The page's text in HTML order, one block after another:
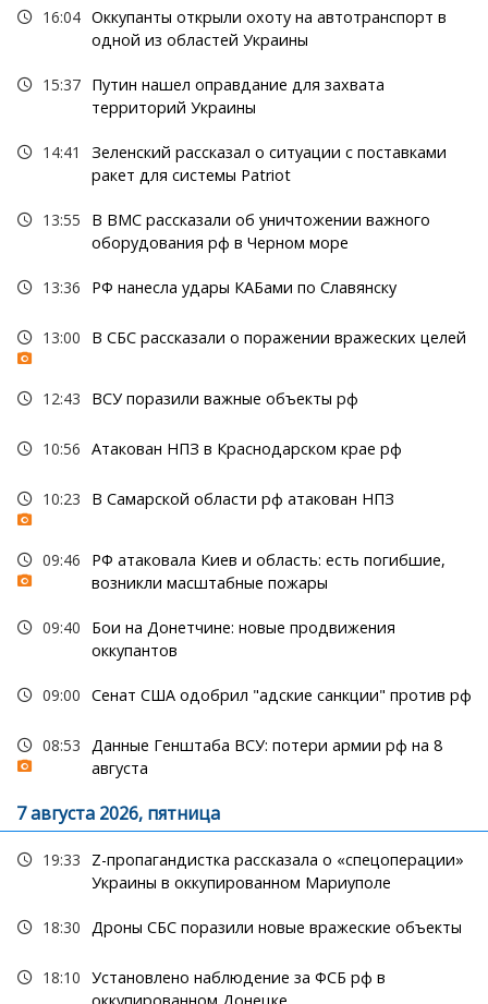
16:04 Оккупанты открыли охоту на автотранспорт в
одной из областей Украины
15:37 Путин нашел оправдание для захвата
территорий Украины
14:41
Зеленский рассказал о ситуации с поставками
ракет для системы Patriot
13:55
В ВМС рассказали об уничтожении важного
оборудования рф в Черном море
13:36 РФ нанесла удары КАБами по Славянску
13:00 В СБС рассказали о поражении вражеских целей
12:43 ВСУ поразили важные объекты рф
10:56 Атакован НПЗ в Краснодарском крае рф
10:23 В Самарской области рф атакован НПЗ
09:46
РФ атаковала Киев и область: есть погибшие,
возникли масштабные пожары
09:40
Бои на Донетчине: новые продвижения
оккупантов
09:00 Сенат США одобрил "адские санкции" против рф
08:53
Данные Генштаба ВСУ: потери армии рф на 8
августа
7 августа 2026, пятница
19:33
Z-пропагандистка рассказала о «спецоперации»
Украины в оккупированном Мариуполе
18:30 Дроны СБС поразили новые вражеские объекты
18:10 Установлено наблюдение за ФСБ рф в